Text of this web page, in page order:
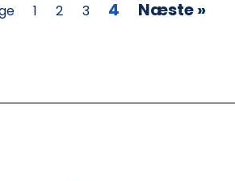
1 2 3 4 Næste »